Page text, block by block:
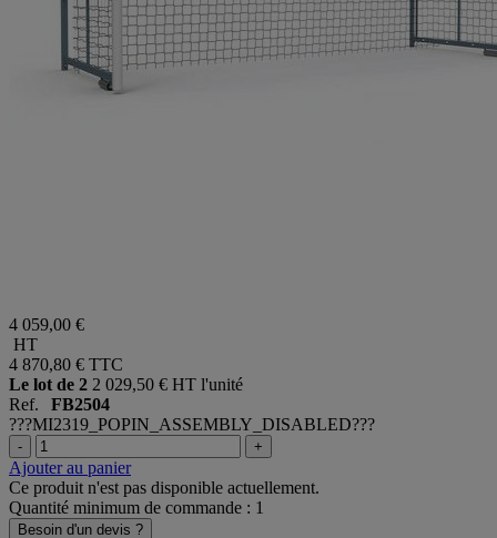
4 059,00 €
HT
4 870,80 € TTC
Le lot de 2 2 029,50 € HT l'unité
Ref. FB2504
???MI2319_POPIN_ASSEMBLY_DISABLED???
- +
Ajouter au panier
Ce produit n'est pas disponible actuellement.
Quantité minimum de commande : 1
Besoin d'un devis ?